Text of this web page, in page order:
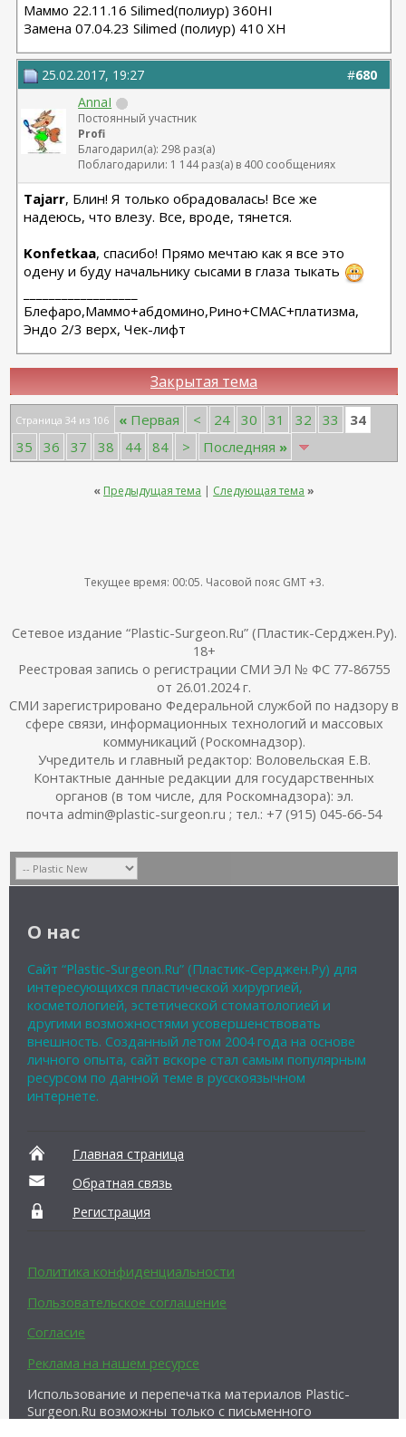
Маммо 22.11.16 Silimed(полиур) 360HI
Замена 07.04.23 Silimed (полиур) 410 XH
#680
25.02.2017, 19:27
AnnaI
Постоянный участник
Profi
Благодарил(а): 298 раз(а)
Поблагодарили: 1 144 раз(а) в 400 сообщениях
Tajarr, Блин! Я только обрадовалась! Все же
надеюсь, что влезу. Все, вроде, тянется.
Konfetkaa, спасибо! Прямо мечтаю как я все это
одену и буду начальнику сысами в глаза тыкать
Блефаро,Маммо+абдомино,Рино+СМАС+платизма,
Эндо 2/3 верх, Чек-лифт
Закрытая тема
Страница 34 из 106 « Первая < 24 30 31 32 33
34
35
36 37 38 44 84 > Последняя »
« Предыдущая тема | Следующая тема »
Текущее время: 00:05. Часовой пояс GMT +3.
Сетевое издание “Plastic-Surgeon.Ru” (Пластик-Серджен.Ру).
18+
Реестровая запись о регистрации СМИ ЭЛ № ФС 77-86755
от 26.01.2024 г.
СМИ зарегистрировано Федеральной службой по надзору в
сфере связи, информационных технологий и массовых
коммуникаций (Роскомнадзор).
Учредитель и главный редактор: Воловельская Е.В.
Контактные данные редакции для государственных
органов (в том числе, для Роскомнадзора): эл.
почта admin@plastic-surgeon.ru ; тел.: +7 (915) 045-66-54
О нас
Сайт “Plastic-Surgeon.Ru” (Пластик-Серджен.Ру) для
интересующихся пластической хирургией,
косметологией, эстетической стоматологией и
другими возможностями усовершенствовать
внешность. Созданный летом 2004 года на основе
личного опыта, сайт вскоре стал самым популярным
ресурсом по данной теме в русскоязычном
интернете.
Главная страница
Обратная связь
Регистрация
Политика конфиденциальности
Пользовательское соглашение
Согласие
Реклама на нашем ресурсе
Использование и перепечатка материалов Plastic-
Surgeon.Ru возможны только с письменного